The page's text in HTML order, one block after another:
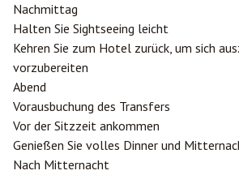
Nachmittag
Halten Sie Sightseeing leicht
Kehren Sie zum Hotel zurück, um sich
vorzubereiten
Abend
Vorausbuchung des Transfers
Vor der Sitzzeit ankommen
Genießen Sie volles Dinner und
Nach Mitternacht